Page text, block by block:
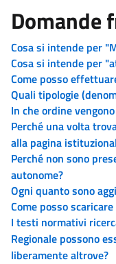
Domande
Cosa si intende per
Cosa si intende per
Come posso
Quali tipologie
In che ordine
Perché una volta
alla pagina
Perché non sono
autonome?
Ogni quanto sono
Come posso
I testi normativi
Regionale possono
liberamente altrove?